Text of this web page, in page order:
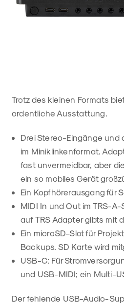
Trotz des kleinen Formats
ordentliche Ausstattung.
Drei Stereo-Eingänge und
im Miniklinkenformat.
fast unvermeidbar, aber
ein so mobiles Gerät
Ein Kopfhörerausgang für
MIDI In und Out im TRS-
auf TRS Adapter gibts mit
Ein microSD-Slot für
Backups. SD Karte wird
USB-C: Für
und USB-MIDI; ein Multi-
Der fehlende USB-Audio-